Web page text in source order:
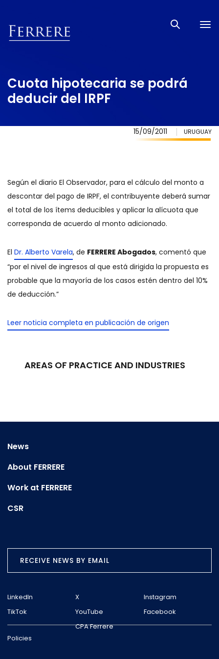
Cuota hipotecaria se podrá
deducir del IRPF
15/09/2011 URUGUAY
Según el diario El Observador, para el cálculo del monto a
descontar del pago de IRPF, el contribuyente deberá sumar
el total de los ítems deducibles y aplicar la alícuota que
corresponda de acuerdo al monto adicionado.
El Dr. Alberto Varela, de FERRERE Abogados, comentó que
“por el nivel de ingresos al que está dirigida la propuesta es
probable que la mayoría de los casos estén dentro del 10%
de deducción.”
Leer noticia completa en publicación de origen
AREAS OF PRACTICE AND INDUSTRIES
News
About FERRERE
Work at FERRERE
CSR
RECEIVE NEWS BY EMAIL
LinkedIn X
Instagram
TikTok
YouTube Facebook
Policies
CPA Ferrere